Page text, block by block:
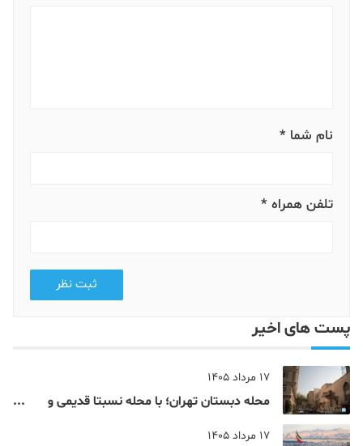
نام شما *
تلفن همراه *
ثبت نظر
پست های اخیر
17 مرداد 1405
محله دبستان تهران؛ با محله نسبتا قدیمی و
17 مرداد 1405